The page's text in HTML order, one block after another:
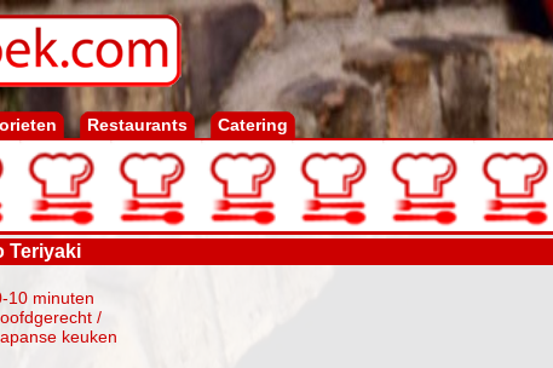
Restaurants Catering
Teriyaki
10 minuten
/
keuken